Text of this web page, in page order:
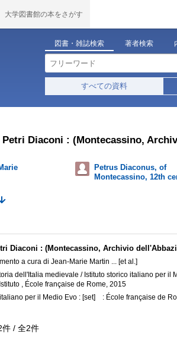
大学図書館の本をさがす
図書・雑誌検索 著者検索
すべての資料
Diaconi : (Montecassino,
Petrus Diaconus, of
Montecassino, 12th
Diaconi : (Montecassino, Archivio
a cura di Jean-Marie Martin ... [et al.]
dell'Italia medievale / Istituto storico italiano per il
, École française de Rome, 2015
per il Medio Evo : [set]
: École française de
件 / 全2件